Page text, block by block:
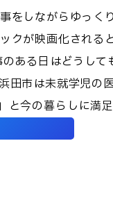
をしながらゆっ
クが映画化され
ある日はどうし
田市は未就学児
今の暮らしに満足